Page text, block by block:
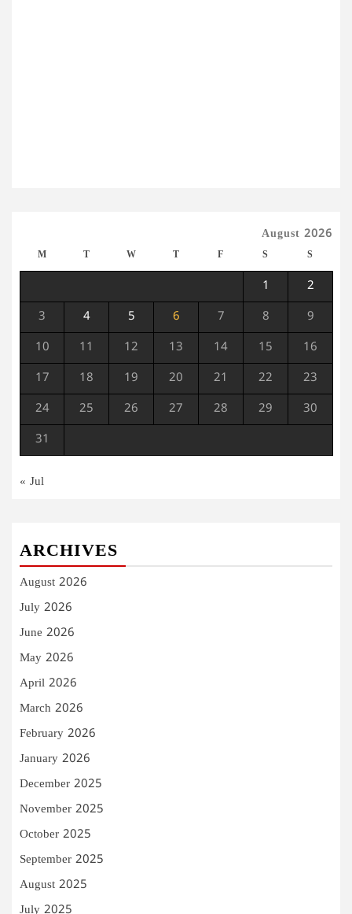
August 2026
M T W T F S S
1 2
3 4 5 6 7 8 9
10 11 12 13 14 15 16
17 18 19 20 21 22 23
24 25 26 27 28 29 30
31
« Jul
ARCHIVES
August 2026
July 2026
June 2026
May 2026
April 2026
March 2026
February 2026
January 2026
December 2025
November 2025
October 2025
September 2025
August 2025
July 2025